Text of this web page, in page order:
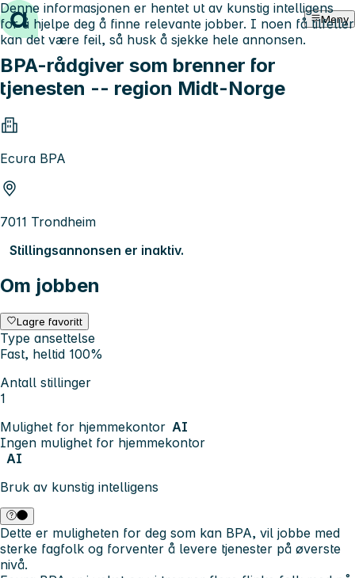
Hopp til innhold Meny
BPA-rådgiver som brenner for
tjenesten -- region Midt-Norge
Ecura BPA
7011 Trondheim
Stillingsannonsen er inaktiv.
Om jobben
Lagre favoritt
Type ansettelse
Fast, heltid 100%
Antall stillinger
1
Mulighet for hjemmekontor AI
Ingen mulighet for hjemmekontor
AI
Bruk av kunstig intelligens
Denne informasjonen er hentet ut av kunstig intelligens
for å hjelpe deg å finne relevante jobber. I noen få tilfeller
kan det være feil, så husk å sjekke hele annonsen.
Dette er muligheten for deg som kan BPA, vil jobbe med
sterke fagfolk og forventer å levere tjenester på øverste
nivå.